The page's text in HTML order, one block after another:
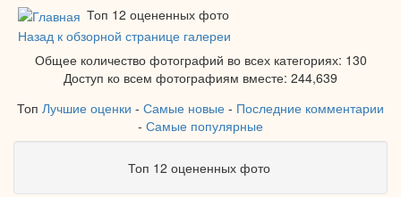
Топ 12 оцененных фото
Назад к обзорной странице галереи
Общее количество фотографий во всех категориях: 130
Доступ ко всем фотографиям вместе: 244,639
Топ Лучшие оценки - Самые новые - Последние комментарии
- Самые популярные
Топ 12 оцененных фото